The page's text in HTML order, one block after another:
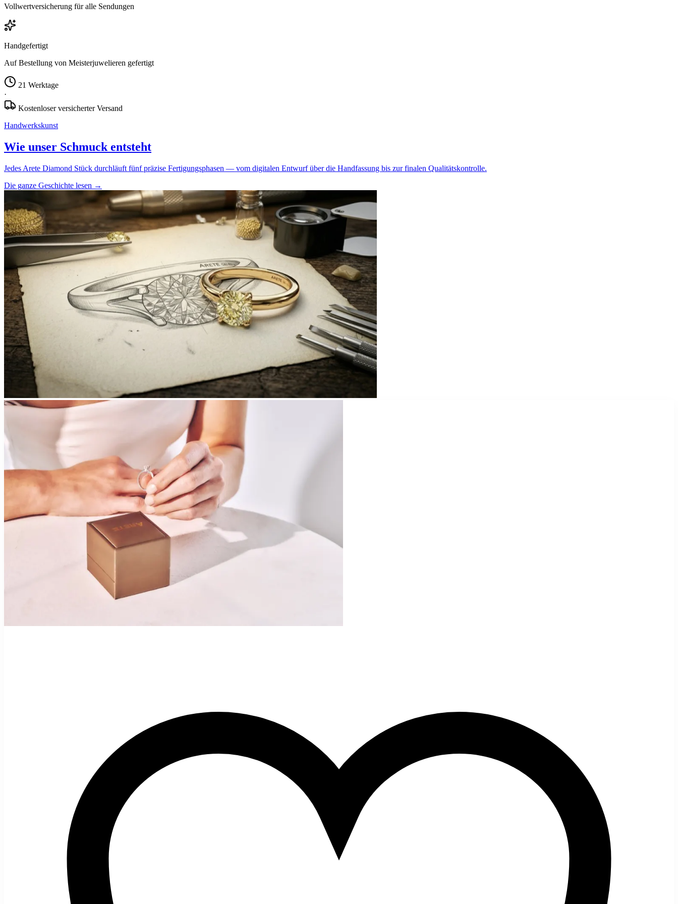
Vollwertversicherung für alle Sendungen
Handgefertigt
Auf Bestellung von Meisterjuwelieren gefertigt
21 Werktage
·
Kostenloser versicherter Versand
Handwerkskunst
Wie unser Schmuck entsteht
Jedes Arete Diamond Stück durchläuft fünf präzise Fertigungsphasen — vom digitalen Entwurf über die Handfassung bis zur finalen Qualitätskontrolle.
Die ganze Geschichte lesen →